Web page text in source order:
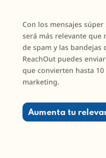
Con los mensajes
será más relevante que
de spam y las bandejas
ReachOut puedes
que convierten hasta
marketing.
Aumenta tu